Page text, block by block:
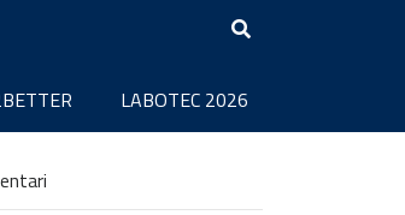
LABOTEC 2026